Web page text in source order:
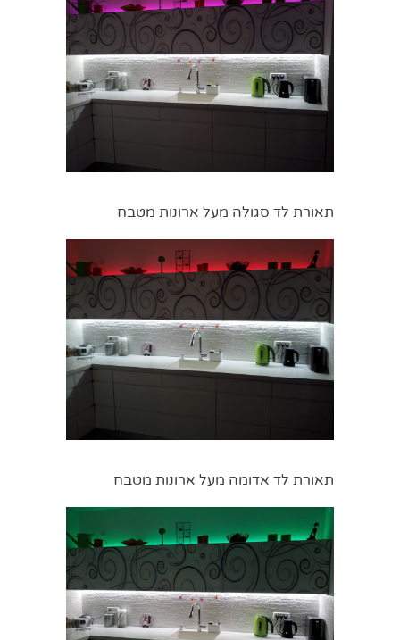
תאורת לד סגולה מעל ארונות מטבח
תאורת לד אדומה מעל ארונות מטבח